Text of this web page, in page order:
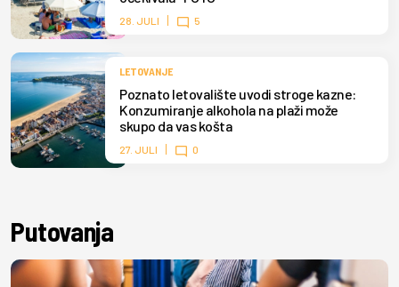
28. JULI 5
LETOVANJE
Poznato letovalište uvodi stroge kazne:
Konzumiranje alkohola na plaži može
skupo da vas košta
27. JULI 0
Putovanja